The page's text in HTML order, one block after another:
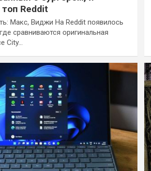
Reddit
Макс, Виджи На Reddit появилось
сравниваются оригинальная
City…